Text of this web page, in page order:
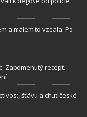
a málem to vzdala. Po
Zapomenutý recept,
šťávu a chuť české